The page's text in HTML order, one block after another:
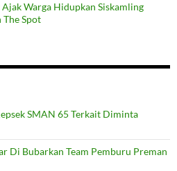
Warga Hidupkan Siskamling
The Spot
SMAN 65 Terkait Diminta
Di Bubarkan Team Pemburu Preman